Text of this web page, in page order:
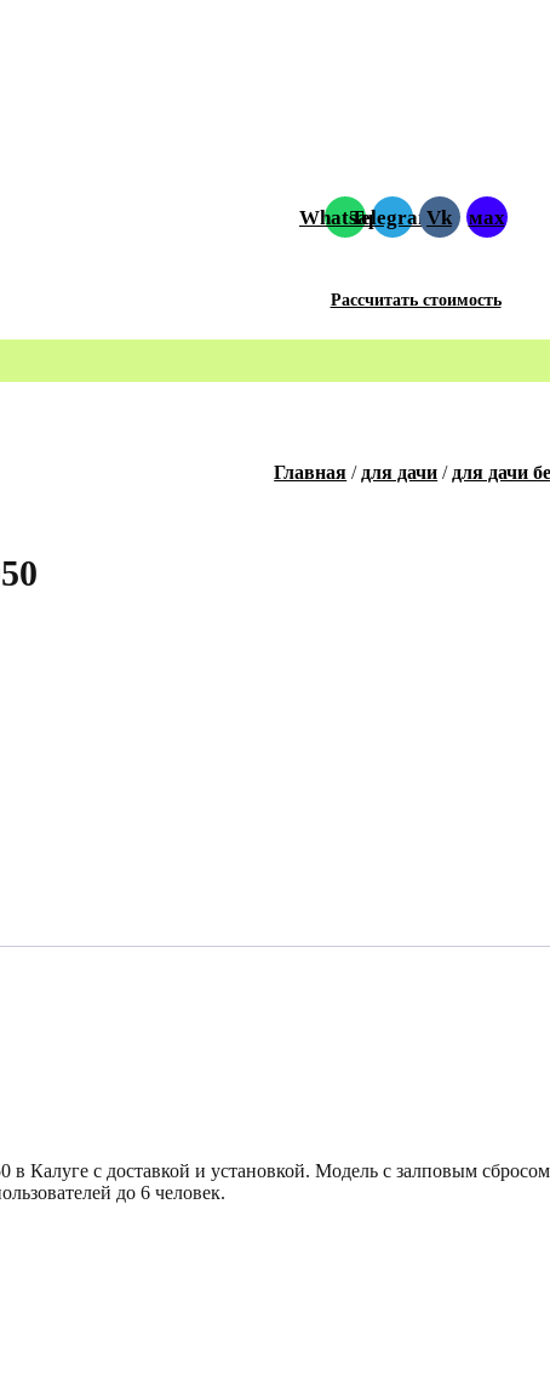
WhatsappTelegramVk мах
Рассчитать стоимость
Главная / для дачи / для дачи
Калуге с доставкой и установкой. Модель с залповым
до 6 человек.